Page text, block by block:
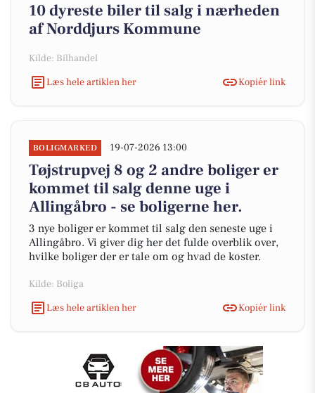
10 dyreste biler til salg i nærheden
af Norddjurs Kommune
Kilde: Bilhandel
Læs hele artiklen her
Kopiér link
BOLIGMARKED 19-07-2026 13:00
Tøjstrupvej 8 og 2 andre boliger er
kommet til salg denne uge i
Allingåbro - se boligerne her.
3 nye boliger er kommet til salg den seneste uge i
Allingåbro. Vi giver dig her det fulde overblik over,
hvilke boliger der er tale om og hvad de koster.
Kilde: Boliga
Læs hele artiklen her
Kopiér link